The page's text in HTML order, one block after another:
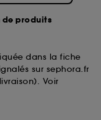
de produits
dans la fiche
sur sephora.fr
Voir